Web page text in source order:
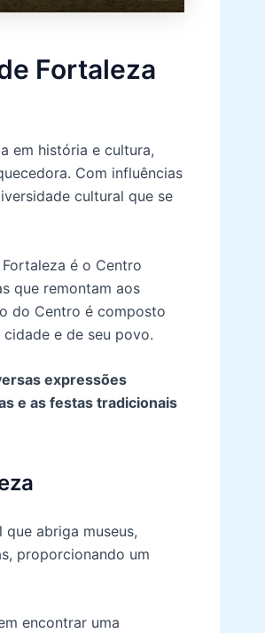
Fortaleza
em história e cultura,
Com influências
cultural que se
é o Centro
que remontam aos
do Centro é composto
e de seu povo.
expressões
e as festas tradicionais
abriga museus,
proporcionando um
encontrar uma